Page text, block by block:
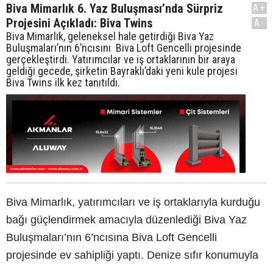
Biva Mimarlık 6. Yaz Buluşması’nda Sürpriz
Projesini Açıkladı: Biva Twins
Biva Mimarlık, geleneksel hale getirdiği Biva Yaz
Buluşmaları’nın 6’ncısını Biva Loft Gencelli projesinde
gerçekleştirdi. Yatırımcılar ve iş ortaklarının bir araya
geldiği gecede, şirketin Bayraklı’daki yeni kule projesi
Biva Twins ilk kez tanıtıldı.
A+
A-
Biva Mimarlık, yatırımcıları ve iş ortaklarıyla kurduğu
bağı güçlendirmek amacıyla düzenlediği Biva Yaz
Buluşmaları’nın 6’ncısına Biva Loft Gencelli
projesinde ev sahipliği yaptı. Denize sıfır konumuyla